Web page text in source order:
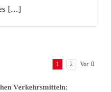
[...]
1 2 Vor
Verkehrsmitteln: